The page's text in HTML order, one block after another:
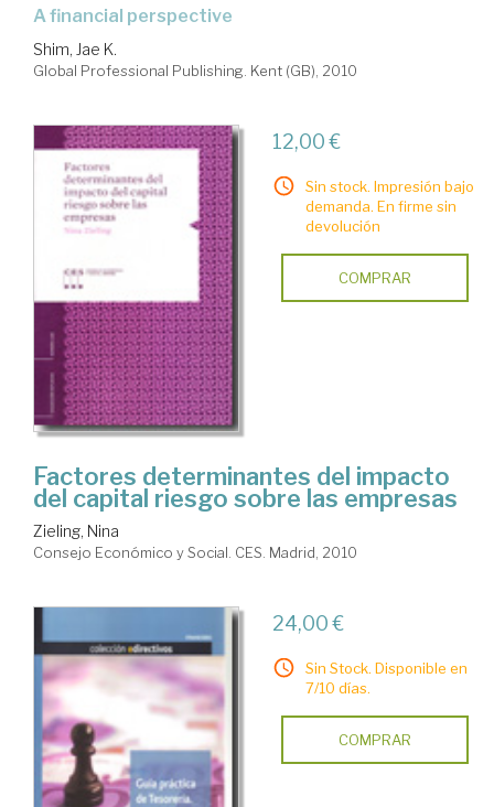
a financial perspective
Shim, Jae K.
Global Professional Publishing. Kent (GB), 2010
12,00 €
Sin stock. Impresión bajo
demanda. En firme sin
devolución
COMPRAR
Factores determinantes del impacto
del capital riesgo sobre las empresas
Zieling, Nina
Consejo Económico y Social. CES. Madrid, 2010
24,00 €
Sin Stock. Disponible en
7/10 días.
COMPRAR